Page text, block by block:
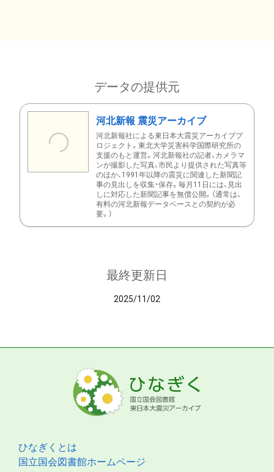
データの提供元
河北新報 震災アーカイブ
河北新報社による東日本大震災アーカイブプ
ロジェクト。東北大学災害科学国際研究所の
支援のもと運営。河北新報社の記者、カメラマ
ンが撮影した写真、市民より提供された写真等
のほか、1991年以降の震災に関連した新聞記
事の見出しを収集・保存。毎月11日には、見出
しに対応した新聞記事を無償公開。（通常は、
有料の河北新報データベースとの契約が必
要。）
最終更新日
2025/11/02
ひなぎくとは
国立国会図書館ホームページ